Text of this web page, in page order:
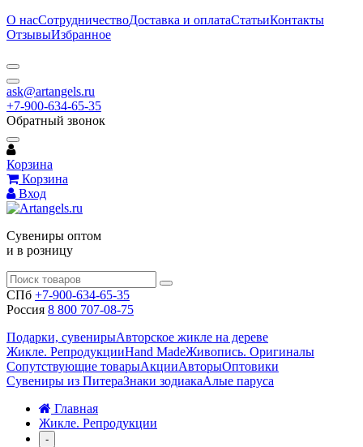
О насСотрудничествоДоставка и оплатаСтатьиКонтакты
ОтзывыИзбранное
ask@artangels.ru
+7-900-634-65-35
Обратный звонок
Корзина
Корзина
Вход
Сувениры оптом
и в розницу
СПб +7-900-634-65-35
Россия 8 800 707-08-75
Подарки, сувенирыАвторское жикле на дереве
Жикле. РепродукцииHand MadeЖивопись. Оригиналы
Сопутствующие товарыАкцииАвторыОптовики
Сувениры из ПитераЗнаки зодиакаАлые паруса
Главная
Жикле. Репродукции
-